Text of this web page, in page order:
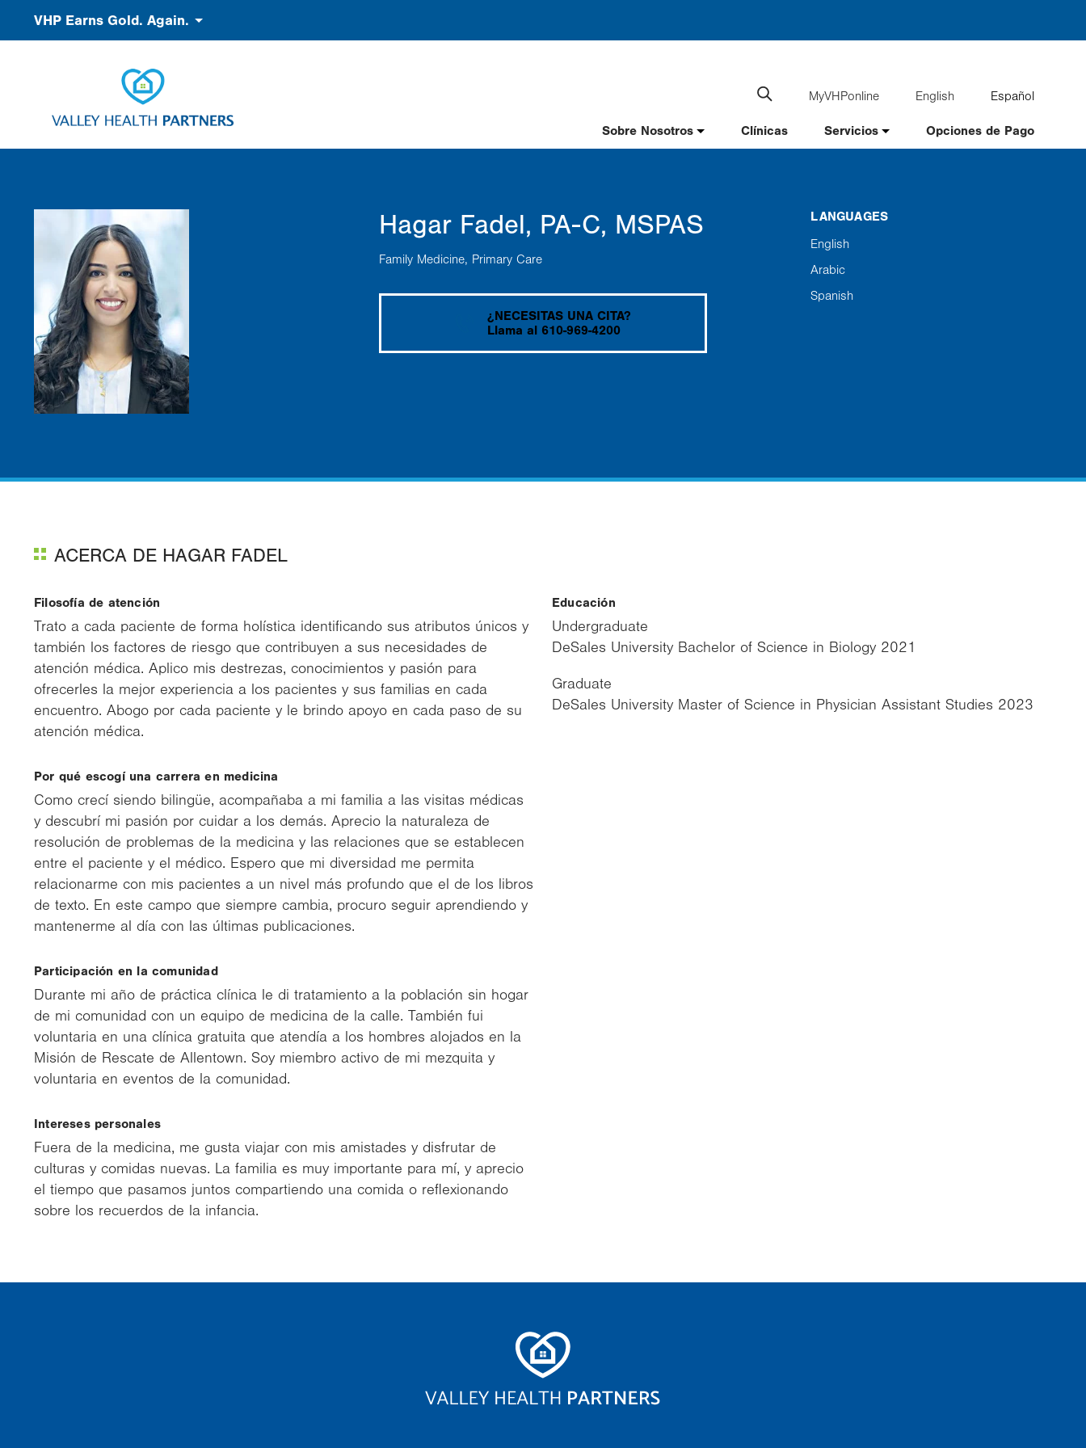
VHP Earns Gold. Again.
switcher
website
MyVHPonline English Español
Header
Nav
Sobre Nosotros Clínicas Servicios Opciones de Pago
Hagar Fadel, PA-C, MSPAS
Family Medicine Primary Care
¿NECESITAS UNA CITA?
Llama al 610-969-4200
LANGUAGES
English
Arabic
Spanish
ACERCA DE HAGAR FADEL
Filosofía de atención
Trato a cada paciente de forma holística identificando sus atributos únicos y
también los factores de riesgo que contribuyen a sus necesidades de
atención médica. Aplico mis destrezas, conocimientos y pasión para
ofrecerles la mejor experiencia a los pacientes y sus familias en cada
encuentro. Abogo por cada paciente y le brindo apoyo en cada paso de su
atención médica.
Por qué escogí una carrera en medicina
Como crecí siendo bilingüe, acompañaba a mi familia a las visitas médicas
y descubrí mi pasión por cuidar a los demás. Aprecio la naturaleza de
resolución de problemas de la medicina y las relaciones que se establecen
entre el paciente y el médico. Espero que mi diversidad me permita
relacionarme con mis pacientes a un nivel más profundo que el de los libros
de texto. En este campo que siempre cambia, procuro seguir aprendiendo y
mantenerme al día con las últimas publicaciones.
Participación en la comunidad
Durante mi año de práctica clínica le di tratamiento a la población sin hogar
de mi comunidad con un equipo de medicina de la calle. También fui
voluntaria en una clínica gratuita que atendía a los hombres alojados en la
Misión de Rescate de Allentown. Soy miembro activo de mi mezquita y
voluntaria en eventos de la comunidad.
Intereses personales
Fuera de la medicina, me gusta viajar con mis amistades y disfrutar de
culturas y comidas nuevas. La familia es muy importante para mí, y aprecio
el tiempo que pasamos juntos compartiendo una comida o reflexionando
sobre los recuerdos de la infancia.
Educación
Undergraduate
DeSales University Bachelor of Science in Biology 2021
Graduate
DeSales University Master of Science in Physician Assistant Studies 2023